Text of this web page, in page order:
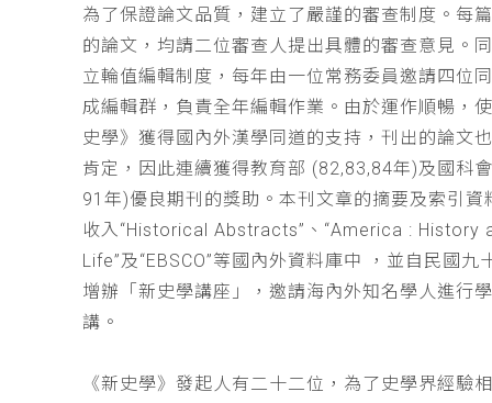
為了保證論文品質，建立了嚴謹的審查制度。每
的論文，均請二位審查人提出具體的審查意見。
立輪值編輯制度，每年由一位常務委員邀請四位
成編輯群，負責全年編輯作業。由於運作順暢，
史學》獲得國內外漢學同道的支持，刊出的論文
肯定，因此連續獲得教育部 (82,83,84年)及國科
91年)優良期刊的獎助。本刊文章的摘要及索引資
收入“Historical Abstracts”、“America : History
Life”及“EBSCO”等國內外資料庫中 ，並自民國九
增辦「新史學講座」，邀請海內外知名學人進行
講。
《新史學》發起人有二十二位，為了史學界經驗